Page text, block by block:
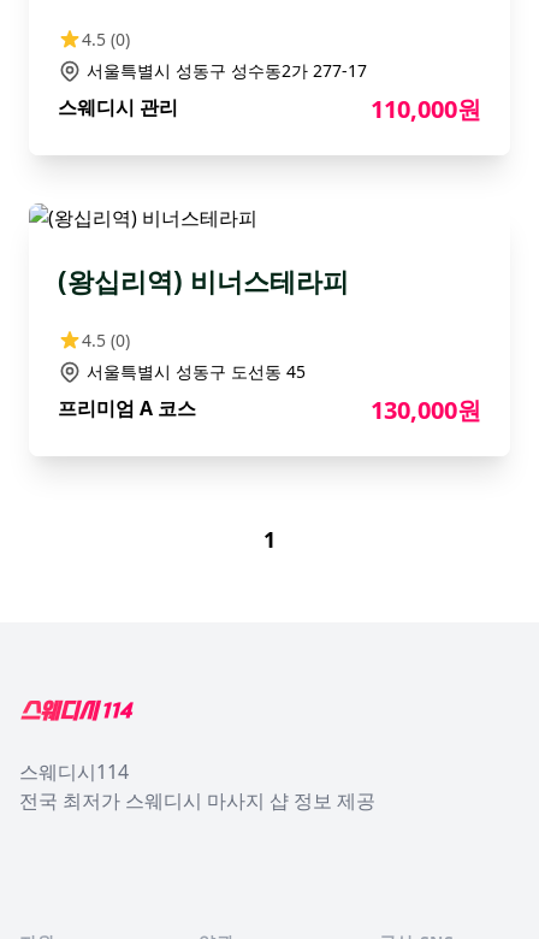
4.5 (0)
서울특별시 성동구 성수동2가 277-17
스웨디시 관리 110,000원
(왕십리역) 비너스테라피
4.5 (0)
서울특별시 성동구 도선동 45
프리미엄 A 코스 130,000원
1
스웨디시114
전국 최저가 스웨디시 마사지 샵 정보 제공